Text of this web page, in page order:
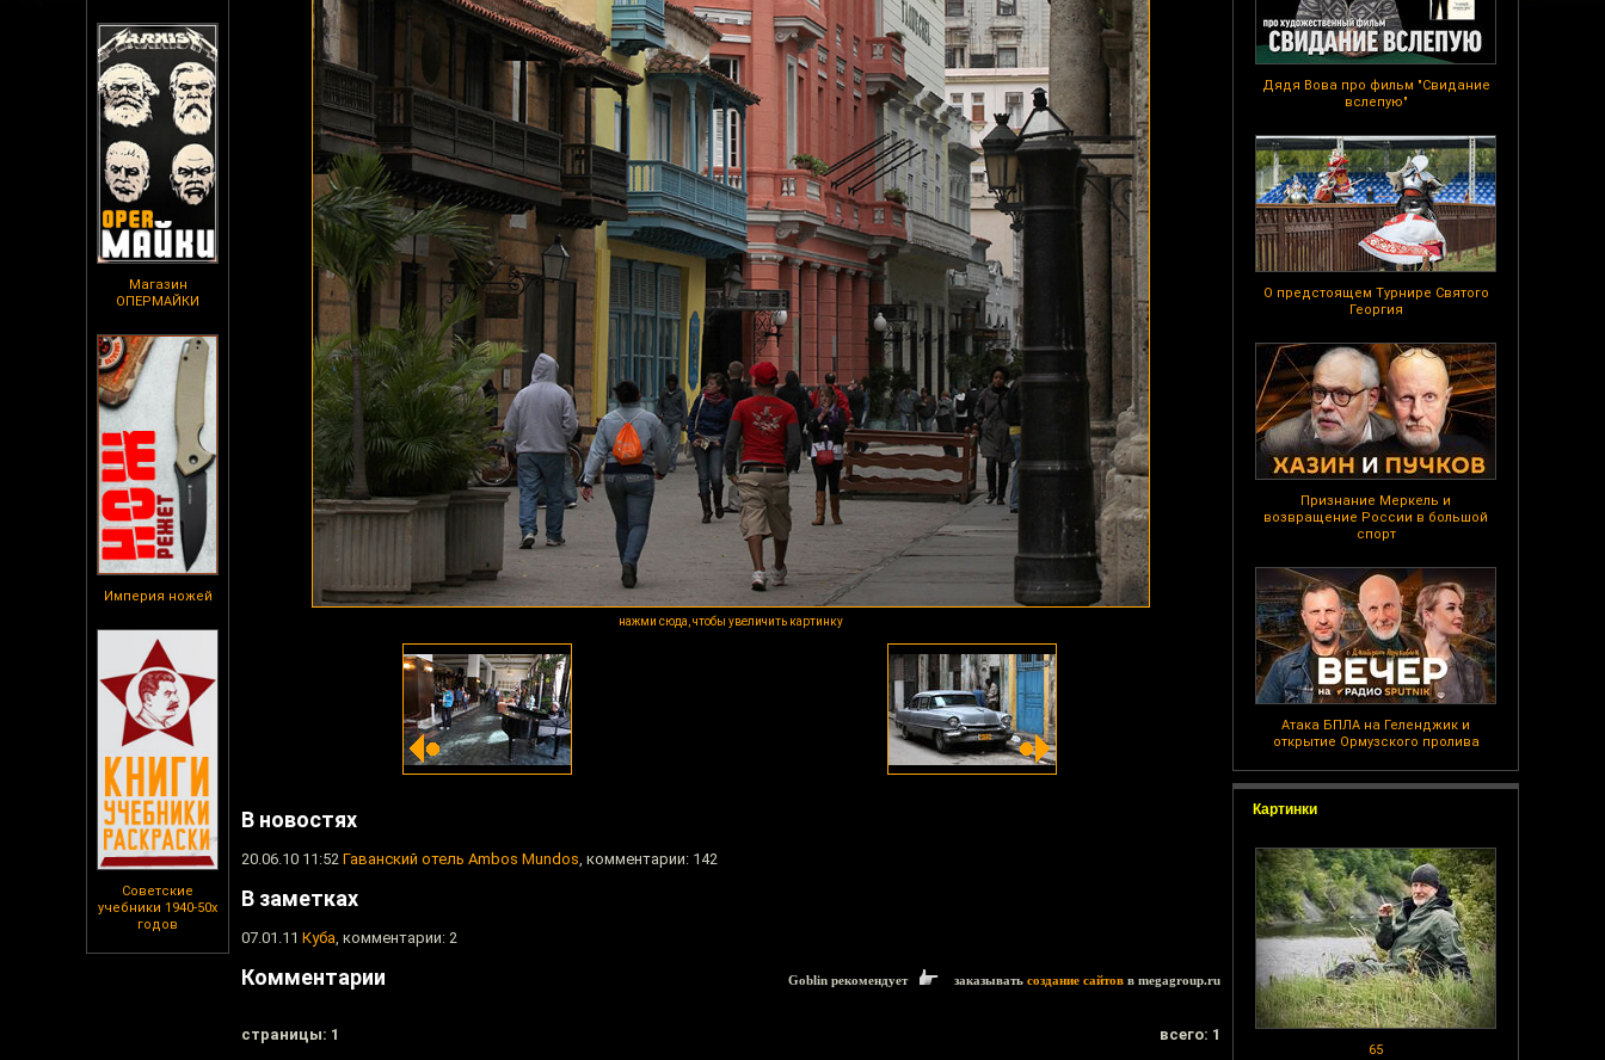
Магазин
ОПЕРМАЙКИ
Империя ножей
Советские
учебники 1940-50х
годов
Дядя Вова про фильм "Свидание
вслепую"
О предстоящем Турнире Святого
Георгия
Признание Меркель и
возвращение России в большой
спорт
Атака БПЛА на Геленджик и
открытие Ормузского пролива
Картинки
65
нажми сюда, чтобы увеличить картинку
В новостях
20.06.10 11:52 Гаванский отель Ambos Mundos, комментарии: 142
В заметках
07.01.11 Куба, комментарии: 2
Комментарии Goblin рекомендует заказывать создание сайтов в megagroup.ru
cтраницы: 1 всего: 1